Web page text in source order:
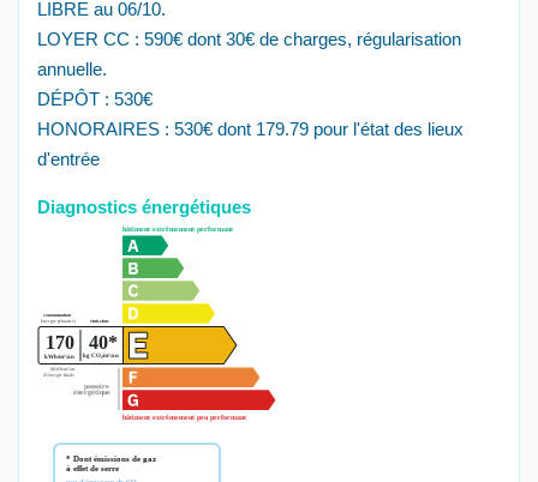
LIBRE au 06/10.
LOYER CC : 590€ dont 30€ de charges, régularisation
annuelle.
DÉPÔT : 530€
HONORAIRES : 530€ dont 179.79 pour l'état des lieux
d'entrée
Diagnostics énergétiques